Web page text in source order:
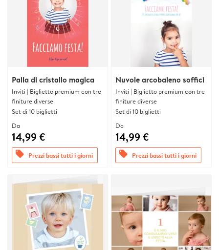
Palla di cristallo magica
Inviti | Biglietto premium con tre
finiture diverse
Set di 10 biglietti
Da
14,99 €
offers Prezzi bassi tutti i giorni
Nuvole arcobaleno soffici
Inviti | Biglietto premium con tre
finiture diverse
Set di 10 biglietti
Da
14,99 €
offers Prezzi bassi tutti i giorni